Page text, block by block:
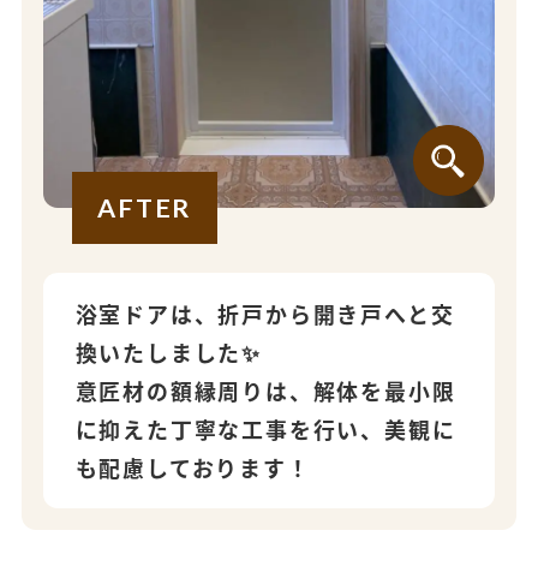
AFTER
浴室ドアは、折戸から開き戸へと交
換いたしました✨
意匠材の額縁周りは、解体を最小限
に抑えた丁寧な工事を行い、美観に
も配慮しております！